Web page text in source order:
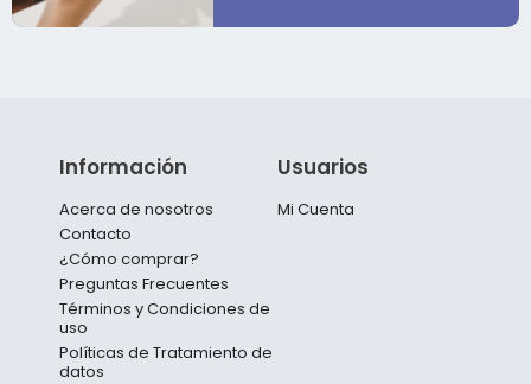
Información
Acerca de nosotros
Contacto
¿Cómo comprar?
Preguntas Frecuentes
Términos y Condiciones de
uso
Políticas de Tratamiento de
datos
Usuarios
Mi Cuenta